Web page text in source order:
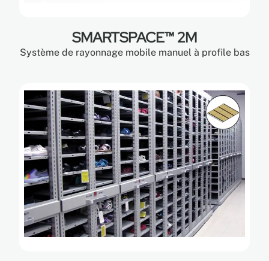
SMARTSPACE™ 2M
Système de rayonnage mobile manuel à profile bas